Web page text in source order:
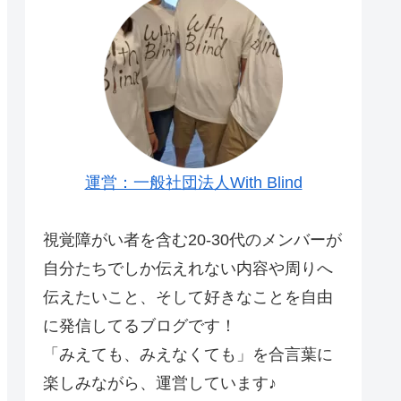
運営：一般社団法人With Blind
視覚障がい者を含む20-30代のメンバーが
自分たちでしか伝えれない内容や周りへ
伝えたいこと、そして好きなことを自由
に発信してるブログです！
「みえても、みえなくても」を合言葉に
楽しみながら、運営しています♪